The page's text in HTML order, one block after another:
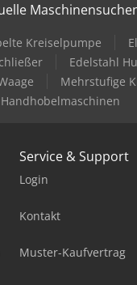
F
F Xtra
Kreiselpumpe
Edelstahl
Mehrstufige
Handhobelmaschinen
Service & Support
Login
Kontakt
Muster-Kaufvertrag